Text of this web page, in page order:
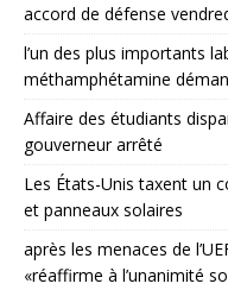
accord de défense
l’un des plus importants
méthamphétamine
Affaire des étudiants
gouverneur arrêté
Les États-Unis taxent un
et panneaux solaires
après les menaces de
«réaffirme à l’unanimité